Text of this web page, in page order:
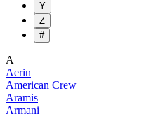
Y
Z
#
A
Aerin
American Crew
Aramis
Armani